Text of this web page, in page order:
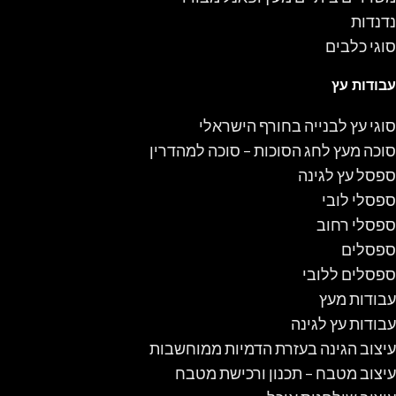
נדנדות
סוגי כלבים
עבודות עץ
סוגי עץ לבנייה בחורף הישראלי
סוכה מעץ לחג הסוכות – סוכה למהדרין
ספסל עץ לגינה
ספסלי לובי
ספסלי רחוב
ספסלים
ספסלים ללובי
עבודות מעץ
עבודות עץ לגינה
עיצוב הגינה בעזרת הדמיות ממוחשבות
עיצוב מטבח – תכנון ורכישת מטבח